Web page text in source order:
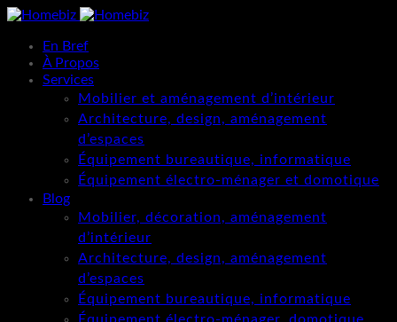
En Bref
À Propos
Services
Mobilier et aménagement d’intérieur
Architecture, design, aménagement
d’espaces
Équipement bureautique, informatique
Équipement électro-ménager et domotique
Blog
Mobilier, décoration, aménagement
d’intérieur
Architecture, design, aménagement
d’espaces
Équipement bureautique, informatique